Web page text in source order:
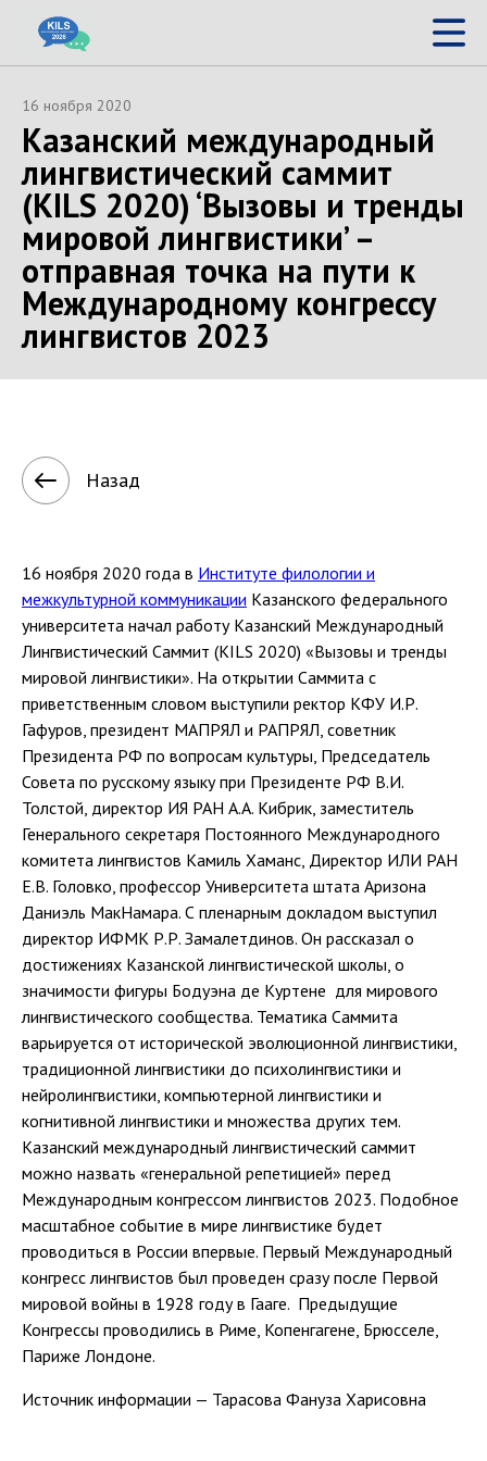
16 ноября 2020
Казанский международный
лингвистический саммит
(KILS 2020) ‘Вызовы и тренды
мировой лингвистики’ –
отправная точка на пути к
Международному конгрессу
лингвистов 2023
Назад
16 ноября 2020 года в Институте филологии и
межкультурной коммуникации Казанского федерального
университета начал работу Казанский Международный
Лингвистический Саммит (KILS 2020) «Вызовы и тренды
мировой лингвистики». На открытии Саммита с
приветственным словом выступили ректор КФУ И.Р.
Гафуров, президент МАПРЯЛ и РАПРЯЛ, советник
Президента РФ по вопросам культуры, Председатель
Совета по русскому языку при Президенте РФ В.И.
Толстой, директор ИЯ РАН А.А. Кибрик, заместитель
Генерального секретаря Постоянного Международного
комитета лингвистов Камиль Хаманс, Директор ИЛИ РАН
Е.В. Головко, профессор Университета штата Аризона
Даниэль МакНамара. С пленарным докладом выступил
директор ИФМК Р.Р. Замалетдинов. Он рассказал о
достижениях Казанской лингвистической школы, о
значимости фигуры Бодуэна де Куртене для мирового
лингвистического сообщества. Тематика Саммита
варьируется от исторической эволюционной лингвистики,
традиционной лингвистики до психолингвистики и
нейролингвистики, компьютерной лингвистики и
когнитивной лингвистики и множества других тем.
Казанский международный лингвистический саммит
можно назвать «генеральной репетицией» перед
Международным конгрессом лингвистов 2023. Подобное
масштабное событие в мире лингвистике будет
проводиться в России впервые. Первый Международный
конгресс лингвистов был проведен сразу после Первой
мировой войны в 1928 году в Гааге. Предыдущие
Конгрессы проводились в Риме, Копенгагене, Брюсселе,
Париже Лондоне.
Источник информации — Тарасова Фануза Харисовна